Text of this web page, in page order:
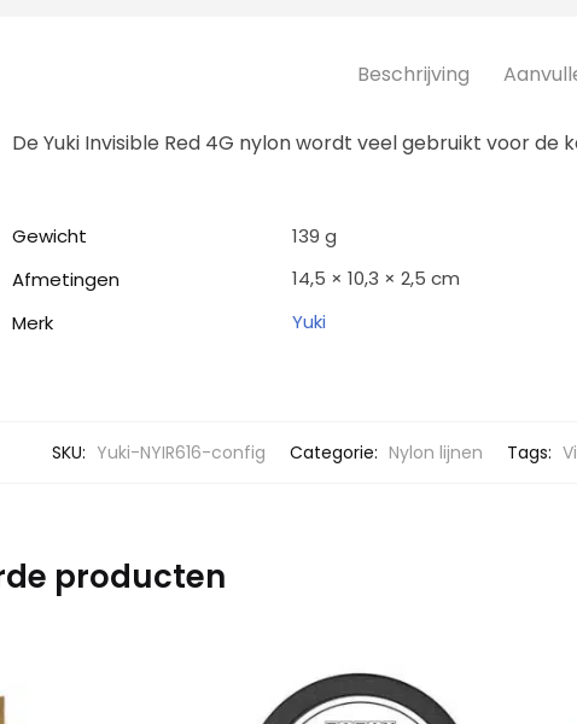
Beschrijving
De Yuki Invisible Red 4G nylon wordt veel gebruikt voor de
Gewicht
139 g
Afmetingen
14,5 × 10,3 × 2,5 cm
Merk
Yuki
SKU: Yuki-NYIR616-config Categorie: Nylon lijnen Tags:
producten